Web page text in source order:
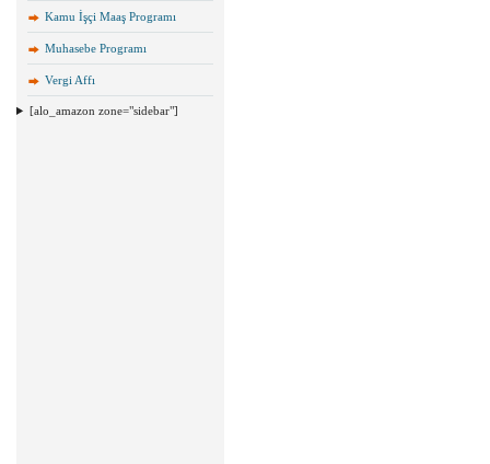
Kamu İşçi Maaş Programı
Muhasebe Programı
Vergi Affı
[alo_amazon zone="sidebar"]